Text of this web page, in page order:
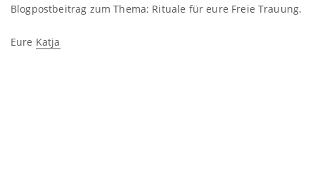
Blogpostbeitrag zum Thema: Rituale für eure Freie Trauung.
Eure Katja